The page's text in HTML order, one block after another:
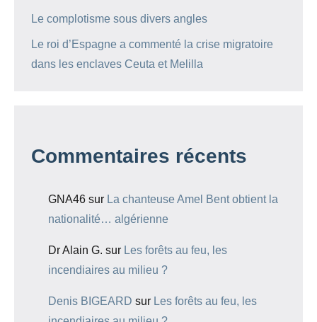
Le complotisme sous divers angles
Le roi d’Espagne a commenté la crise migratoire
dans les enclaves Ceuta et Melilla
Commentaires récents
GNA46 sur La chanteuse Amel Bent obtient la
nationalité… algérienne
Dr Alain G. sur Les forêts au feu, les
incendiaires au milieu ?
Denis BIGEARD sur Les forêts au feu, les